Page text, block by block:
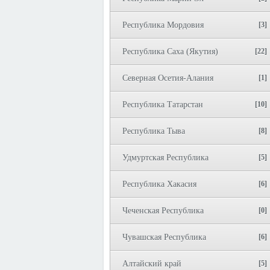
Республика Мордовия [3]
Республика Саха (Якутия) [22]
Северная Осетия-Алания [1]
Республика Татарстан [10]
Республика Тыва [8]
Удмуртская Республика [5]
Республика Хакасия [6]
Чеченская Республика [0]
Чувашская Республика [6]
Алтайский край [5]